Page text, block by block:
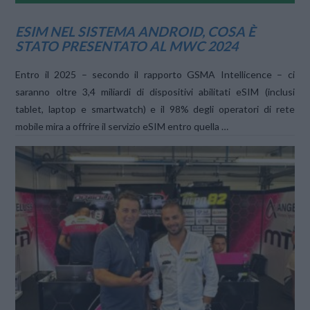
VIEW POST
ESIM NEL SISTEMA ANDROID, COSA È
STATO PRESENTATO AL MWC 2024
Entro il 2025 – secondo il rapporto GSMA Intellicence – ci
saranno oltre 3,4 miliardi di dispositivi abilitati eSIM (inclusi
tablet, laptop e smartwatch) e il 98% degli operatori di rete
mobile mira a offrire il servizio eSIM entro quella …